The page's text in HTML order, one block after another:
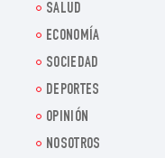
SALUD
ECONOMÍA
SOCIEDAD
DEPORTES
OPINIÓN
NOSOTROS